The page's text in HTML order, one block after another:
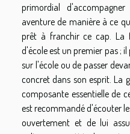
primordial
aventure de manière à ce
prêt à franchir ce cap. La
d'école est un premier pas ;
sur l'école ou de passer
concret dans son esprit. La
composante essentielle de
est recommandé d'écouter
ouvertement et de lui